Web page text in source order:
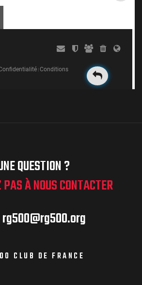
QUESTION ?
À NOUS CONTACTER
rg500@rg500.org
CLUB DE FRANCE